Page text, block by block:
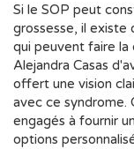
Si le SOP peut
grossesse, il existe
qui peuvent faire
Alejandra Casas
offert une vision
avec ce syndrome.
engagés à fournir
options